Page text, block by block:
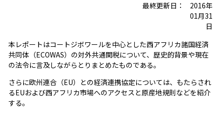
2016年
01月31
日
最終更新日：
本レポートはコートジボワールを中心とした西アフリカ諸国経済
共同体（ECOWAS）の対外共通関税について、歴史的背景や現在
の法令に言及しながらとりまとめたものである。
さらに欧州連合（EU）との経済連携協定については、もたらされ
るEUおよび西アフリカ市場へのアクセスと原産地規則などを紹介
する。